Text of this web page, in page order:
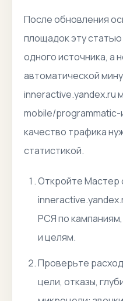
После обновления
площадок эту статью
одного источника, а
автоматической
inneractive.yandex.ru
mobile/programmatic-
качество трафика
статистикой.
Откройте Мастер
РСЯ по
и целям.
Проверьте
цели, отказы,